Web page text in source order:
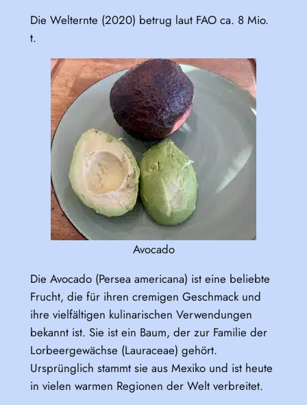
Die Welternte (2020) betrug laut FAO ca. 8 Mio.
t.
Avocado
Die Avocado (Persea americana) ist eine beliebte
Frucht, die für ihren cremigen Geschmack und
ihre vielfältigen kulinarischen Verwendungen
bekannt ist. Sie ist ein Baum, der zur Familie der
Lorbeergewächse (Lauraceae) gehört.
Ursprünglich stammt sie aus Mexiko und ist heute
in vielen warmen Regionen der Welt verbreitet.